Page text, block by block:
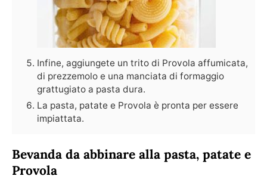
Infine, aggiungete un trito di Provola affumicata,
di prezzemolo e una manciata di formaggio
grattugiato a pasta dura.
La pasta, patate e Provola è pronta per essere
impiattata.
Bevanda da abbinare alla pasta, patate e
Provola